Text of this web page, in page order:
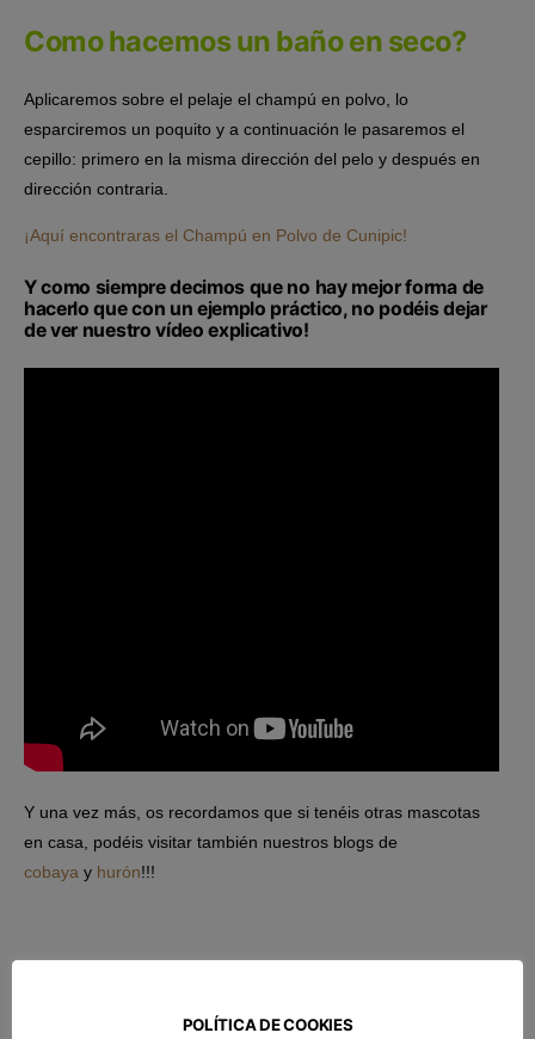
Como hacemos un baño en seco?
Aplicaremos sobre el pelaje el champú en polvo, lo
esparciremos un poquito y a continuación le pasaremos el
cepillo: primero en la misma dirección del pelo y después en
dirección contraria.
¡Aquí encontraras el Champú en Polvo de Cunipic!
Y como siempre decimos que no hay mejor forma de
hacerlo que con un ejemplo práctico, no podéis dejar
de ver nuestro vídeo explicativo!
Y una vez más, os recordamos que si tenéis otras mascotas
en casa, podéis visitar también nuestros blogs de
cobaya y hurón!!!
POLÍTICA DE COOKIES